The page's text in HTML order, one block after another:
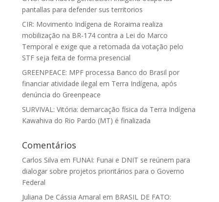
pantallas para defender sus territorios
CIR: Movimento Indígena de Roraima realiza
mobilização na BR-174 contra a Lei do Marco
Temporal e exige que a retomada da votação pelo
STF seja feita de forma presencial
GREENPEACE: MPF processa Banco do Brasil por
financiar atividade ilegal em Terra Indígena, após
denúncia do Greenpeace
SURVIVAL: Vitória: demarcação física da Terra Indígena
Kawahiva do Rio Pardo (MT) é finalizada
Comentários
Carlos Silva em FUNAI: Funai e DNIT se reúnem para
dialogar sobre projetos prioritários para o Governo
Federal
Juliana De Cássia Amaral em BRASIL DE FATO: